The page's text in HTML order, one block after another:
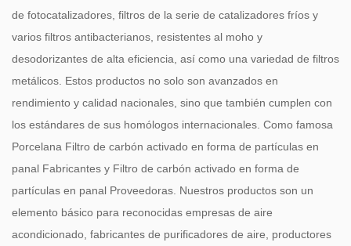
de fotocatalizadores, filtros de la serie de catalizadores fríos y
varios filtros antibacterianos, resistentes al moho y
desodorizantes de alta eficiencia, así como una variedad de filtros
metálicos. Estos productos no solo son avanzados en
rendimiento y calidad nacionales, sino que también cumplen con
los estándares de sus homólogos internacionales. Como famosa
Porcelana Filtro de carbón activado en forma de partículas en
panal Fabricantes y Filtro de carbón activado en forma de
partículas en panal Proveedoras . Nuestros productos son un
elemento básico para reconocidas empresas de aire
acondicionado, fabricantes de purificadores de aire, productores